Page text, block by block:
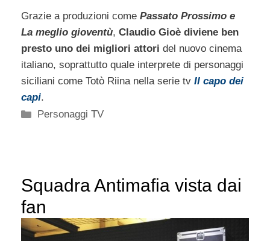
Grazie a produzioni come Passato Prossimo e
La meglio gioventù, Claudio Gioè diviene ben
presto uno dei migliori attori del nuovo cinema
italiano, soprattutto quale interprete di personaggi
siciliani come Totò Riina nella serie tv Il capo dei
capi.
Categorie
Personaggi TV
Squadra Antimafia vista dai
fan